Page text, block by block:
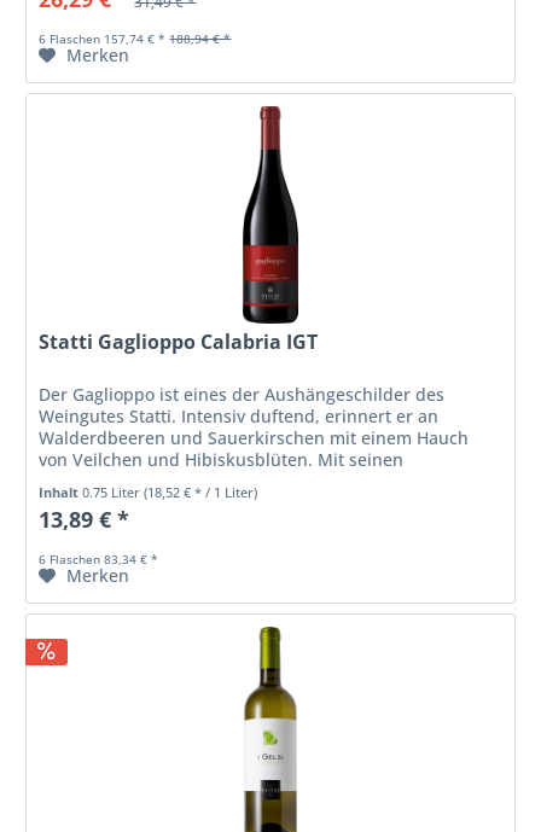
6 Flaschen 157,74 € * 188,94 € *
Merken
Statti Gaglioppo Calabria IGT
Der Gaglioppo ist eines der Aushängeschilder des
Weingutes Statti. Intensiv duftend, erinnert er an
Walderdbeeren und Sauerkirschen mit einem Hauch
von Veilchen und Hibiskusblüten. Mit seinen
Geschmacksnoten von Granatäpfeln und reifen...
Inhalt0.75 Liter(18,52 € * / 1 Liter)
13,89 € *
6 Flaschen 83,34 € *
Merken